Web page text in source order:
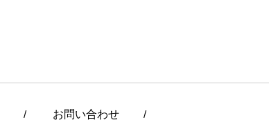
/ お問い合わせ /